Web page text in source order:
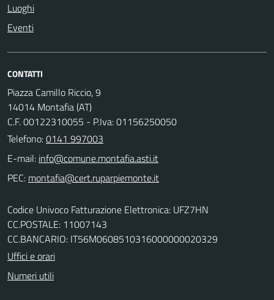
Luoghi
Eventi
CONTATTI
Piazza Camillo Riccio, 9
14014 Montafia (AT)
C.F. 00122310055 - P.Iva: 01156250050
Telefono:0141 997003
E-mail:
PEC:
Codice Univoco Fatturazione Elettronica: UFZ7HN
CC.POSTALE: 11007143
CC.BANCARIO: IT56M0608510316000000020329
Uffici e orari
Numeri utili